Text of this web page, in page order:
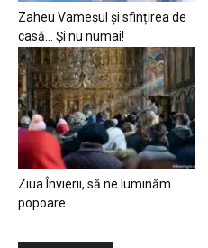
Zaheu Vameșul și sfințirea de
casă… Și nu numai!
Ziua Învierii, să ne luminăm
popoare…